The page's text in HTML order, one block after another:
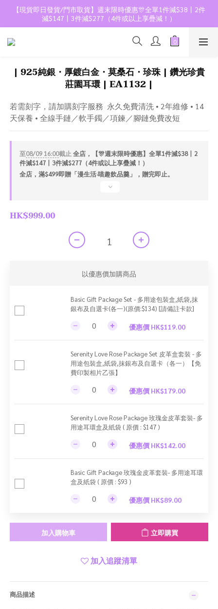
【現貨即日發貨/門市取貨】週末限時優惠🎊全單1件減$38丨2件
減$147丨3件減$277（4件或以上享疊減！）
| 925純銀・厚鍍白金・莫桑石・珍珠 | 鑽光珍貴
莊園耳環 | EA1132 |
若需刻字，請加購刻字服務  永久免費清洗 • 2年維修 • 14
天保養 • 全線手鏈／軟手鐲／項鍊／腳鏈免費改短
至08/09 16:00截止 全店，【🎊週末限時優惠】全單1件減$38丨2
件減$147丨3件減$277（4件或以上享疊減！）
全店，滿$499即贈「漫生活·喵趣飲品羹」，贈完即止。
HK$999.00
以優惠價加購商品
Basic Gift Package Set - 多用途包裝盒,紙袋,抹
銀布及自選卡(各一)(原價:$134) [請備註卡款]
優惠價 HK$119.00
Serenity Love Rose Package Set 皮革盒套裝 - 多
用途包裝盒,紙袋,抹銀布及自選卡（各一）【免
費印製相片乙張】
優惠價 HK$179.00
Serenity Love Rose Package 玫瑰金皮革套裝- 多
用途耳環盒及紙袋 ( 原價 : $147 )
優惠價 HK$142.00
Basic Gift Package 玫瑰金皮革套裝- 多用途耳環
盒及紙袋 ( 原價 : $93 )
優惠價 HK$89.00
加入購物車 立即購買
加入追蹤清單
商品描述